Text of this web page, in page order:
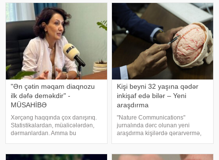
verə bilər. Lakin b
"Ən çətin məqam diaqnozu
ilk dəfə deməkdir" -
MÜSAHİBƏ
Xərçəng haqqında çox danışırıq.
Statistikalardan, müalicələrdən,
dərmanlardan. Amma bu
qorxularından, ümidlərindən,
Kişi beyni 32 yaşına qədər
inkişaf edə bilər – Yeni
araşdırma
"Nature Communications"
jurnalında dərc olunan yeni
araşdırma kişilərdə qərarvermə,
olan beyin nahiyələrinin orta